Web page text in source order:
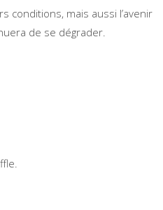
conditions, mais aussi l’avenir
de se dégrader.